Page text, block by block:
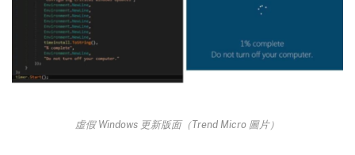
虛假 Windows 更新版面（Trend Micro 圖片）